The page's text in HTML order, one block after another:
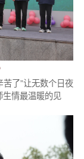
苦了”让无数个日夜
生情最温暖的见